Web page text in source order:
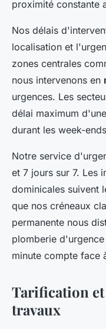
proximité constante
Nos délais
localisation et
zones centrales
nous intervenons en
urgences. Les
délai maximum
durant les week-
Notre service
et 7 jours sur 7. Les
dominicales suivent
que nos créneaux
permanente nous
plomberie
minute compte face
Tarification
travaux